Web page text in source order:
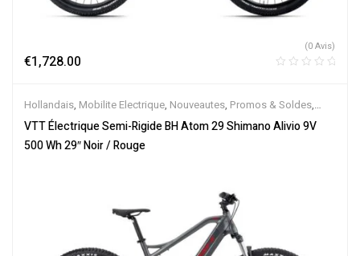
€1,728.00
(0 Avis)
Hollandais, Mobilite Electrique, Nouveautes, Promos & Soldes,
Semi-Rigides,Vélo électrique ville ,Velos Electriques, VTT
Électriques
VTT Électrique Semi-Rigide BH Atom 29 Shimano Alivio 9V
500 Wh 29″ Noir / Rouge